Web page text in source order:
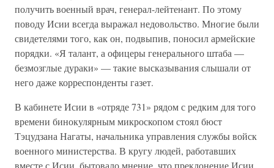
получить военный врач, генерал-лейтенант. По этому
поводу Исии всегда выражал недовольство. Многие были
свидетелями того, как он, подвыпив, поносил армейские
порядки. «Я талант, а офицеры генерального штаба —
безмозглые дураки» — такие высказывания слышали от
него даже корреспонденты газет.
В кабинете Исии в «отряде 731» рядом с редким для того
времени бинокулярным микроскопом стоял бюст
Тэцудзана Нагаты, начальника управления службы войск
военного министерства. В кругу людей, работавших
вместе с Исии, бытовало мнение, что преклонение Исии